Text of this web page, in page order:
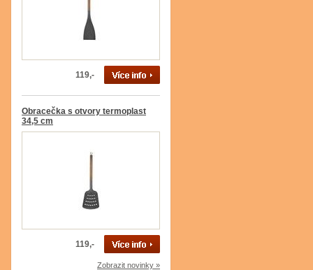
119,-
Obracečka s otvory termoplast
34,5 cm
119,-
Zobrazit novinky »